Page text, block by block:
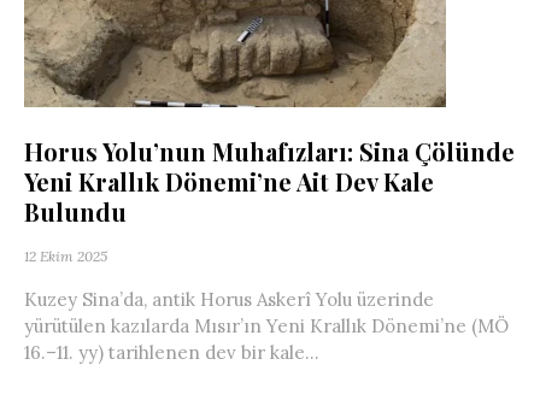
Horus Yolu’nun Muhafızları: Sina Çölünde
Yeni Krallık Dönemi’ne Ait Dev Kale
Bulundu
12 Ekim 2025
Kuzey Sina’da, antik Horus Askerî Yolu üzerinde
yürütülen kazılarda Mısır’ın Yeni Krallık Dönemi’ne (MÖ
16.–11. yy) tarihlenen dev bir kale...